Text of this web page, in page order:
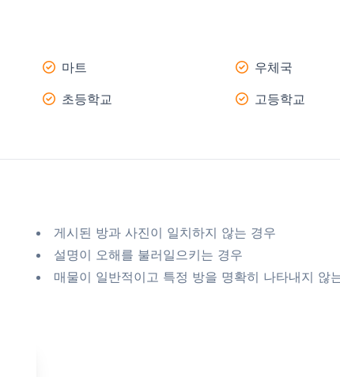
마트
우체국
초등학교
고등학교
게시된 방과 사진이 일치하지 않는 경우
설명이 오해를 불러일으키는 경우
매물이 일반적이고 특정 방을 명확히 나타내지 않